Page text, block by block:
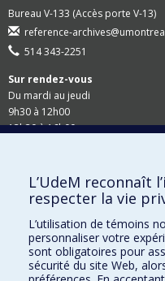
Bureau V-133 (Accès porte V-13)
reference-
514 343-2251
Sur rendez-vous
Du mardi au jeudi
9h30 à 12h00
13h30 à 16h00
Site Web du Secrétariat général
Accessibilité
Demandes en ligne
L’UdeM reconnaît
respecter la vie
L’utilisation de témoins
personnaliser votre
sont obligatoires pour
sécurité du site Web,